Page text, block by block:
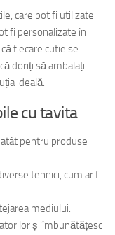
care pot fi utilizate
fi personalizate în
fiecare cutie se
doriți să ambalați
ideală.
cu tavita
pentru produse
tehnici, cum ar fi
mediului.
și îmbunătățesc